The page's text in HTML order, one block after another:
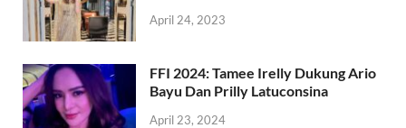
April 24, 2023
FFI 2024: Tamee Irelly Dukung Ario
Bayu Dan Prilly Latuconsina
April 23, 2024